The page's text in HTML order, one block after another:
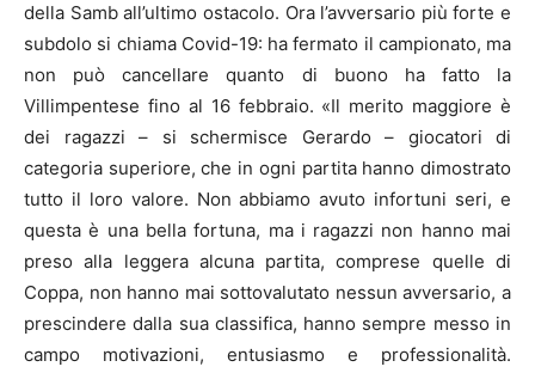
della Samb all’ultimo ostacolo. Ora l’avversario più forte e
subdolo si chiama Covid-19: ha fermato il campionato, ma
non può cancellare quanto di buono ha fatto la
Villimpentese fino al 16 febbraio. «Il merito maggiore è
dei ragazzi – si schermisce Gerardo – giocatori di
categoria superiore, che in ogni partita hanno dimostrato
tutto il loro valore. Non abbiamo avuto infortuni seri, e
questa è una bella fortuna, ma i ragazzi non hanno mai
preso alla leggera alcuna partita, comprese quelle di
Coppa, non hanno mai sottovalutato nessun avversario, a
prescindere dalla sua classifica, hanno sempre messo in
campo motivazioni, entusiasmo e professionalità.